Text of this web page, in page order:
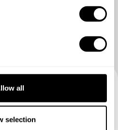
all
selection
Erfahrung mit